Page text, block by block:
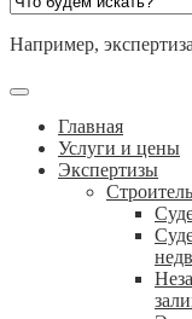
Например,
Главная
Услуги и цены
Экспертизы